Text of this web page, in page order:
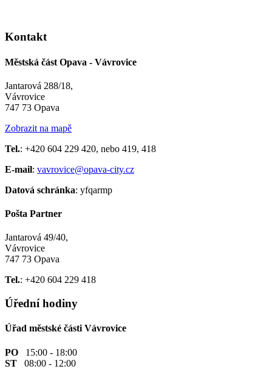
Kontakt
Městská část Opava - Vávrovice
Jantarová 288/18,
Vávrovice
747 73 Opava
Zobrazit na mapě
Tel.: +420 604 229 420, nebo 419, 418
E-mail: vavrovice@opava-city.cz
Datová schránka: yfqarmp
Pošta Partner
Jantarová 49/40,
Vávrovice
747 73 Opava
Tel.: +420 604 229 418
Úřední hodiny
Úřad městské části Vávrovice
PO 15:00 - 18:00
ST 08:00 - 12:00